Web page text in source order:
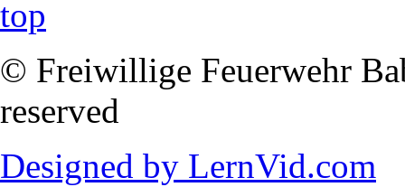
© Freiwillige Feuerwehr
reserved
Designed by LernVid.com